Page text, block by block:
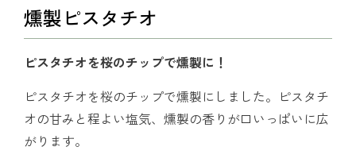
燻製ピスタチオ
ピスタチオを桜のチップで燻製に！
ピスタチオを桜のチップで燻製にしました。ピスタチ
オの甘みと程よい塩気、燻製の香りが口いっぱいに広
がります。